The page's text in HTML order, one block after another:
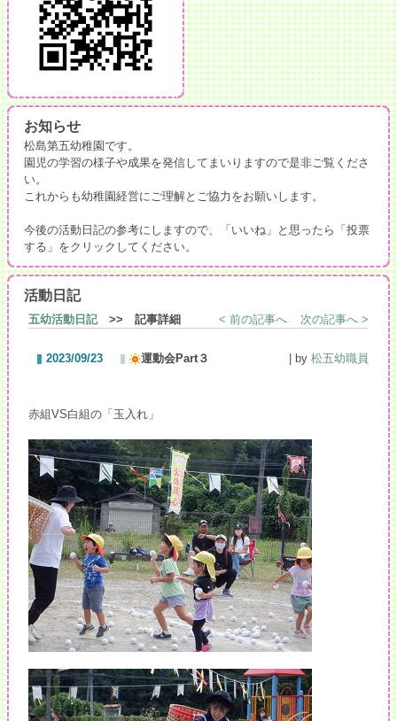
お知らせ
松島第五幼稚園です。
園児の学習の様子や成果を発信してまいりますので是非ご覧くださ
い。
これからも幼稚園経営にご理解とご協力をお願いします。
今後の活動日記の参考にしますので、「いいね」と思ったら「投票
する」をクリックしてください。
活動日記
五幼活動日記>> 記事詳細 < 前の記事へ 次の記事へ >
2023/09/23 運動会Part３ | by 松五幼職員
赤組VS白組の「玉入れ」